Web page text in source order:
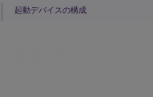
起動デバイスの構成